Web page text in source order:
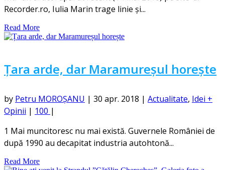
Recorder.ro, Iulia Marin trage linie și...
Read More
Țara arde, dar Maramureșul horește
by Petru MOROȘANU | 30 apr. 2018 | Actualitate, Idei +
Opinii | 100 |
1 Mai muncitoresc nu mai există. Guvernele României de
după 1990 au decapitat industria autohtonă...
Read More